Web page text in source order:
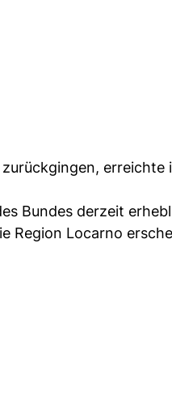
erreichte
Bundes derzeit
Region Locarno